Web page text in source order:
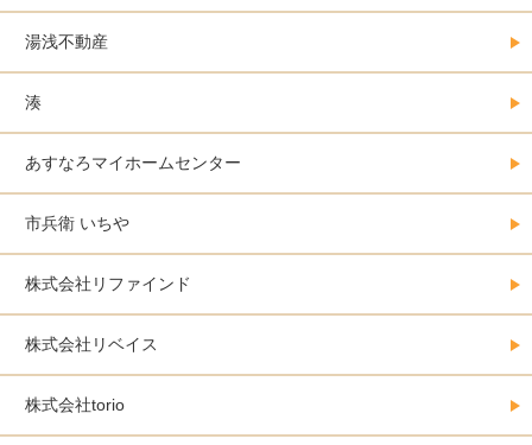
湯浅不動産
湊
あすなろマイホームセンター
市兵衛 いちや
株式会社リファインド
株式会社リベイス
株式会社torio